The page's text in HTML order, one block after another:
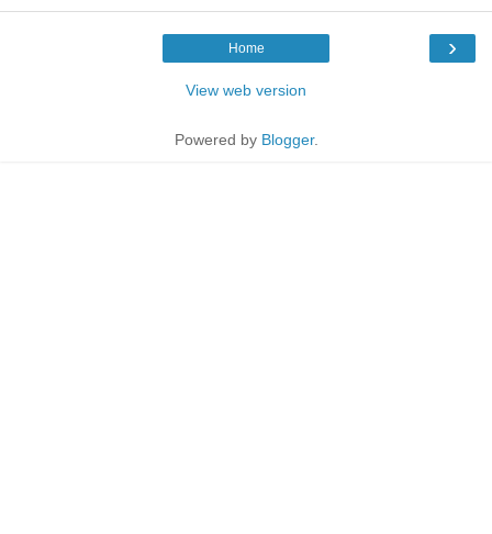
›
Home
View web version
Powered by Blogger.